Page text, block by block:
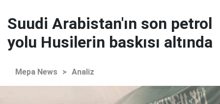
Suudi Arabistan'ın son petrol
yolu Husilerin baskısı altında
Mepa News > Analiz